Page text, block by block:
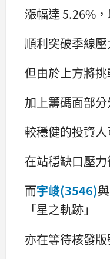
漲幅達 5.26%
順利突破季線壓
但由於上方將
加上籌碼面部
較穩健的投資
在站穩缺口壓
而宇峻(3546)
「星之軌跡」
亦在等待核發